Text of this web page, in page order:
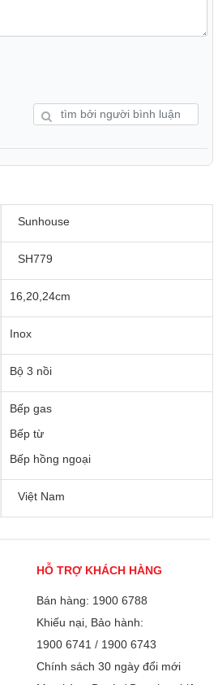
Sunhouse
SH779
16,20,24cm
Inox
Bộ 3 nồi
Bếp gas
Bếp từ
Bếp hồng ngoại
Việt Nam
HỖ TRỢ KHÁCH HÀNG
Bán hàng: 1900 6788
Khiếu nại, Bảo hành:
1900 6741 / 1900 6743
Chính sách 30 ngày đổi mới